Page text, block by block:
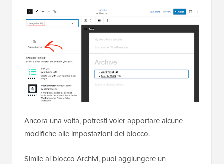
Ancora una volta, potresti voler apportare alcune
modifiche alle impostazioni del blocco.
Simile al blocco Archivi, puoi aggiungere un